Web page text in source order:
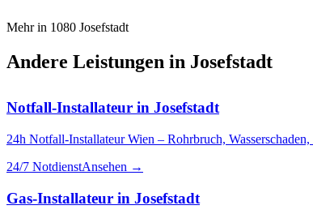
Mehr in 1080 Josefstadt
Andere Leistungen in Josefstadt
Notfall-Installateur in Josefstadt
24h Notfall-Installateur Wien – Rohrbruch,
24/7 NotdienstAnsehen →
Gas-Installateur in Josefstadt